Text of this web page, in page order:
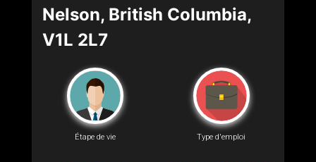
Nelson, British Columbia,
V1L 2L7
Étape de vie Type d'emploi